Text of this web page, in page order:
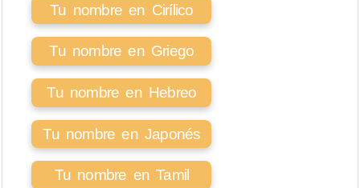
Tu nombre en Cirílico
Tu nombre en Griego
Tu nombre en Hebreo
Tu nombre en Japonés
Tu nombre en Tamil